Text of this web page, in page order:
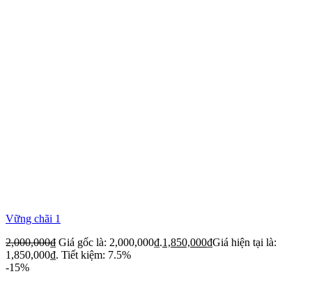
Vững chãi 1
2,000,000₫ Giá gốc là: 2,000,000₫.1,850,000₫Giá hiện tại là:
1,850,000₫. Tiết kiệm: 7.5%
-15%